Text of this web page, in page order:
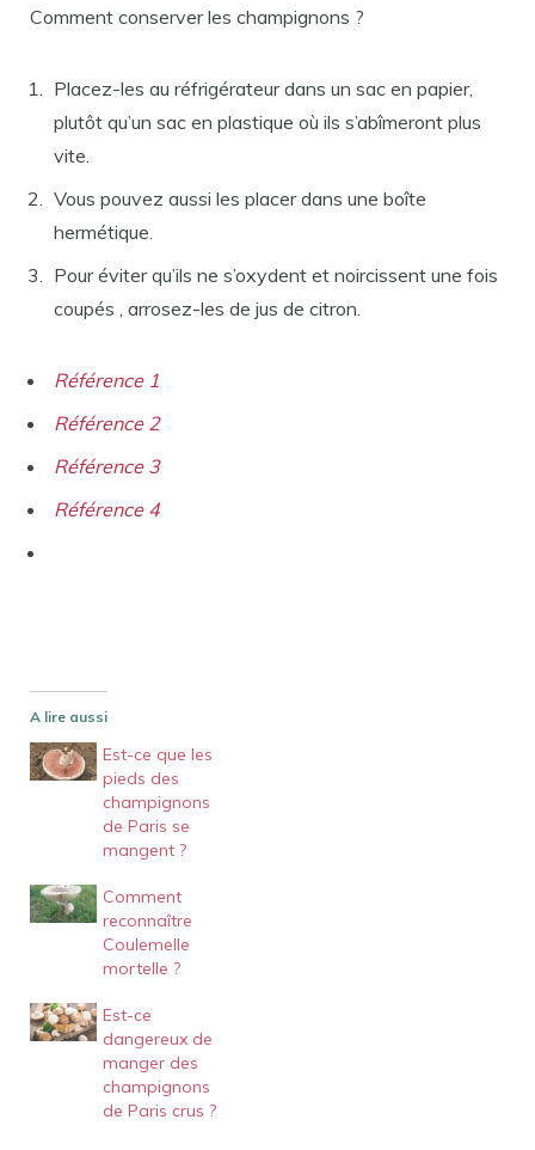
Comment conserver les champignons ?
Placez-les au réfrigérateur dans un sac en papier,
plutôt qu’un sac en plastique où ils s’abîmeront plus
vite.
Vous pouvez aussi les placer dans une boîte
hermétique.
Pour éviter qu’ils ne s’oxydent et noircissent une fois
coupés , arrosez-les de jus de citron.
Référence 1
Référence 2
Référence 3
Référence 4
A lire aussi
Est-ce que les
pieds des
champignons
de Paris se
mangent ?
Comment
reconnaître
Coulemelle
mortelle ?
Est-ce
dangereux de
manger des
champignons
de Paris crus ?